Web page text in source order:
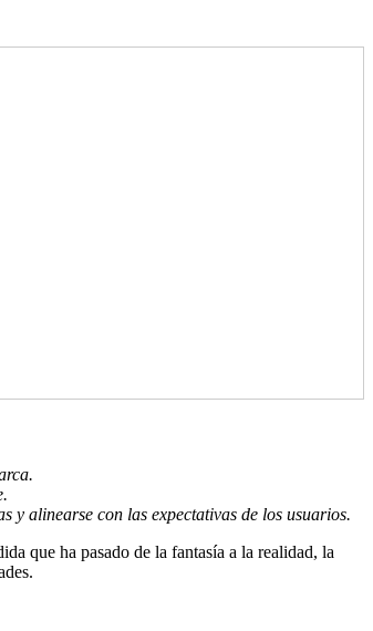
y alinearse con las expectativas de los usuarios.
que ha pasado de la fantasía a la realidad, la